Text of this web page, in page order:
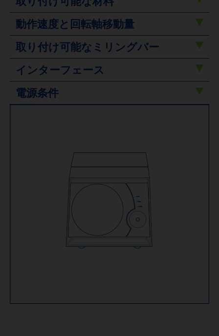
動作速度と回転軸移動量
取り付け可能なミリングバー
インターフェース
電源条件